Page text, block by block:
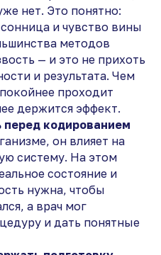
нет. Это понятно:
и чувство вины
методов
— и это не прихоть
и результата. Чем
проходит
держится эффект.
кодированием
он влияет на
систему. На этом
состояние и
нужна, чтобы
а врач мог
и дать понятные